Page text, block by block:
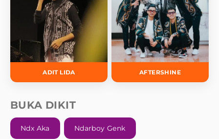
ADIT LIDA AFTERSHINE
BUKA DIKIT
Ndx Aka Ndarboy Genk